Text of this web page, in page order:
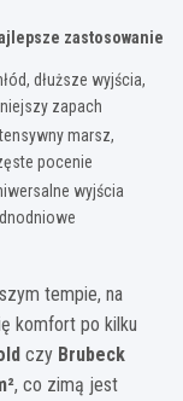
zastosowanie
dłuższe wyjścia,
zapach
marsz,
pocenie
wyjścia
tempie, na
komfort po kilku
czy Brubeck
, co zimą jest